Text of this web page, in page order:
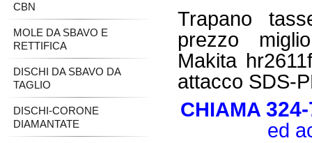
Trapano
prezzo
Makita
attacco SDS-
CHIAMA
ed
CBN
MOLE DA SBAVO E
RETTIFICA
DISCHI DA SBAVO DA
TAGLIO
DISCHI-CORONE
DIAMANTATE